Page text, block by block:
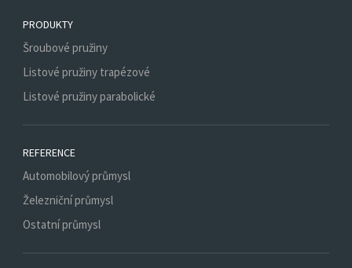
PRODUKTY
Šroubové pružiny
Listové pružiny trapézové
Listové pružiny parabolické
REFERENCE
Automobilový průmysl
Železniční průmysl
Ostatní průmysl